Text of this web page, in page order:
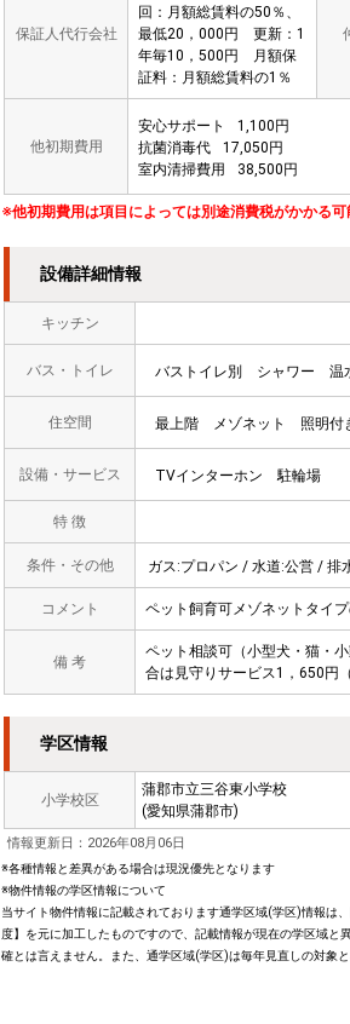
保証人代行会社
回：月額総賃料の50％、
最低20，000円 更新：1
年毎10，500円 月額保
証料：月額総賃料の1％
他初期費用
安心サポート
1,100円
抗菌消毒代
17,050円
室内清掃費用
38,500円
※他初期費用は項目によっては別途消費税がかかる
設備詳細情報
キッチン
バス・トイレ バストイレ別 シャワー 温
住空間 最上階 メゾネット 照明付
設備・サービス TVインターホン 駐輪場
特 徴
条件・その他 ガス:プロパン / 水道:公営 / 排
コメント ペット飼育可メゾネットタイプ
備 考
ペット相談可（小型犬・猫・
合は見守りサービス1，650円
学区情報
小学校区
蒲郡市立三谷東小学校
(愛知県蒲郡市)
情報更新日：2026年08月06日
※各種情報と差異がある場合は現況優先となります
※物件情報の学区情報について
当サイト物件情報に記載されております通学区域(学区)情報は
度】を元に加工したものですので、記載情報が現在の学区域
確とは言えません。また、通学区域(学区)は毎年見直しの対象